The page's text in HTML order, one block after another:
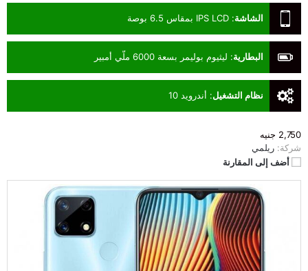
2,750 جنيه
شركة: ريلمي
أضف إلى المقارنة
الشاشة: IPS LCD بمقاس 6.5 بوصة
البطارية: ليثيوم بوليمر بسعة 6000 ملّي أمبير
نظام التشغيل: أندرويد 10